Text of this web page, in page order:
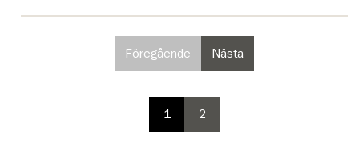
Föregående
sida
i
valbar
på
Nästa
sida
i
paginering
sida
1
paginering
sida
2